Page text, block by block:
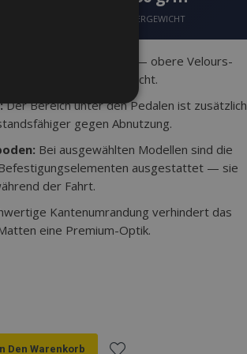
FASERGEWICHT
Konstruktion — obere Velours-
rutschfeste Schicht.
Der Bereich unter den Pedalen ist zusätzlich
gegen Abnutzung.
Bei ausgewählten Modellen sind die
ausgestattet — sie
der Fahrt.
Kantenumrandung verhindert das
eine Premium-Optik.
Den Warenkorb
und die
werden.
im lokalen
konfiguriert ist